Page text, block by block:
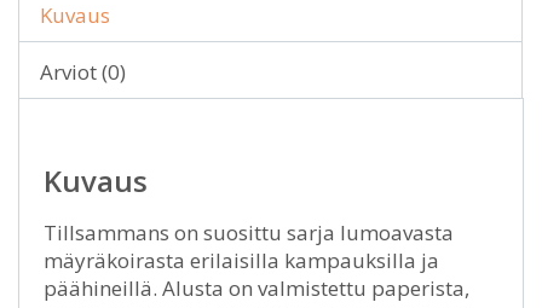
Kuvaus
Arviot (0)
Kuvaus
Tillsammans on suosittu sarja lumoavasta
mäyräkoirasta erilaisilla kampauksilla ja
päähineillä. Alusta on valmistettu paperista,